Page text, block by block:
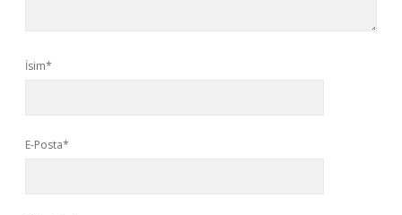
İsim*
E-Posta*